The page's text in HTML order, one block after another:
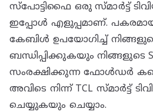
സ്‌പോട്ടിഫൈ ഒരു സ്‌മാർട്ട്
ഇപ്പോൾ എളുപ്പമാണ്.
കേബിൾ ഉപയോഗിച്ച് നിങ്ങളുടെ
ബന്ധിപ്പിക്കുകയും നിങ്ങളുടെ
സംരക്ഷിക്കുന്ന ഫോൾഡർ
അവിടെ നിന്ന് TCL സ്മാർട്ട്
ചെയ്യുകയും ചെയ്യാം.